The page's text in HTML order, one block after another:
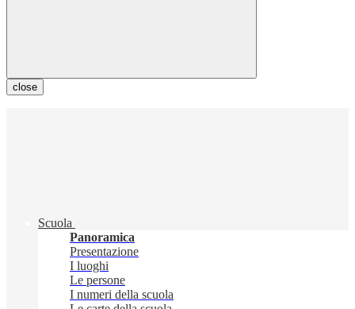
close
Scuola
Panoramica
Presentazione
I luoghi
Le persone
I numeri della scuola